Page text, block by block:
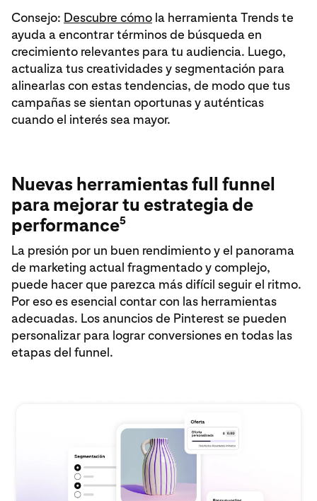
Consejo: Descubre cómo la herramienta Trends te
ayuda a encontrar términos de búsqueda en
crecimiento relevantes para tu audiencia. Luego,
actualiza tus creatividades y segmentación para
alinearlas con estas tendencias, de modo que tus
campañas se sientan oportunas y auténticas
cuando el interés sea mayor.
Nuevas herramientas full funnel
para mejorar tu estrategia de
performance5
La presión por un buen rendimiento y el panorama
de marketing actual fragmentado y complejo,
puede hacer que parezca más difícil seguir el ritmo.
Por eso es esencial contar con las herramientas
adecuadas. Los anuncios de Pinterest se pueden
personalizar para lograr conversiones en todas las
etapas del funnel.